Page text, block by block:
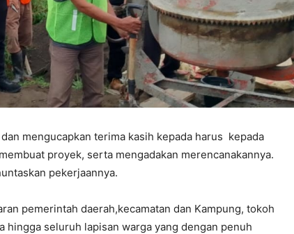
mengucapkan terima kasih kepada harus kepada
proyek, serta mengadakan merencanakannya.
pekerjaannya.
pemerintah daerah,kecamatan dan Kampung, tokoh
hingga seluruh lapisan warga yang dengan penuh